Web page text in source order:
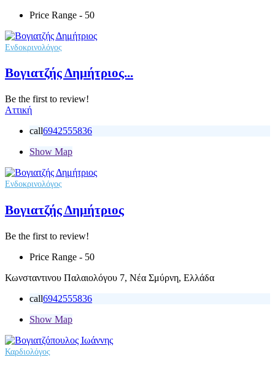
Price Range - 50
Ενδοκρινολόγος
Βογιατζής Δημήτριος...
Be the first to review!
Αττική
call6942555836
Show Map
Ενδοκρινολόγος
Βογιατζής Δημήτριος
Be the first to review!
Price Range - 50
Κωνσταντινου Παλαιολόγου 7, Νέα Σμύρνη, Ελλάδα
call6942555836
Show Map
Καρδιολόγος